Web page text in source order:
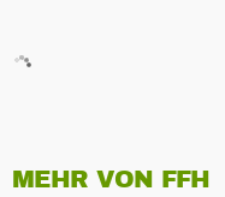
MEHR VON FFH